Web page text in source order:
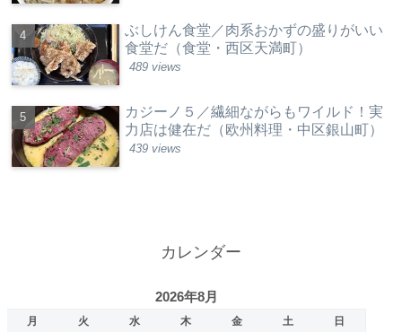
ぶしけん食堂／肉系おかずの盛りがいい
食堂だ（食堂・西区天満町）
489 views
カジーノ５／繊細ながらもワイルド！実
力店は健在だ（欧州料理・中区銀山町）
439 views
カレンダー
2026年8月
月 火 水 木 金 土
日